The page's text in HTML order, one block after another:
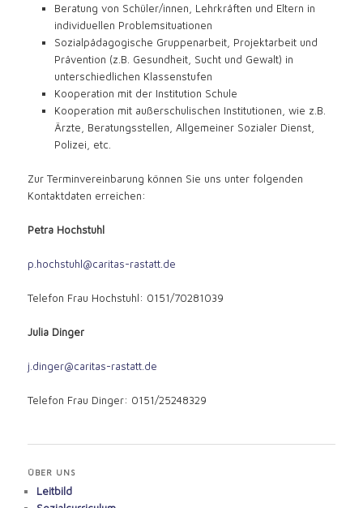
Beratung von Schüler/innen, Lehrkräften und Eltern in
individuellen Problemsituationen
Sozialpädagogische Gruppenarbeit, Projektarbeit und
Prävention (z.B. Gesundheit, Sucht und Gewalt) in
unterschiedlichen Klassenstufen
Kooperation mit der Institution Schule
Kooperation mit außerschulischen Institutionen, wie z.B.
Ärzte, Beratungsstellen, Allgemeiner Sozialer Dienst,
Polizei, etc.
Zur Terminvereinbarung können Sie uns unter folgenden
Kontaktdaten erreichen:
Petra Hochstuhl
p.hochstuhl@caritas-rastatt.de
Telefon Frau Hochstuhl: 0151/70281039
Julia Dinger
j.dinger@caritas-rastatt.de
Telefon Frau Dinger: 0151/25248329
ÜBER UNS
Leitbild